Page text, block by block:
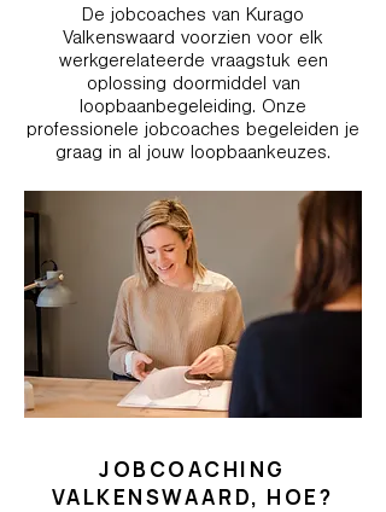
De jobcoaches van Kurago
Valkenswaard voorzien voor elk
werkgerelateerde vraagstuk een
oplossing doormiddel van
loopbaanbegeleiding. Onze
professionele jobcoaches begeleiden je
graag in al jouw loopbaankeuzes.
JOBCOACHING
VALKENSWAARD, HOE?